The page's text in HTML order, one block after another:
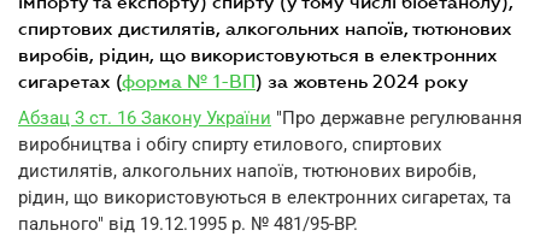
спиртових дистилятів, алкогольних напоїв, тютюнових
виробів, рідин, що використовуються в електронних
сигаретах (форма № 1-ВП) за жовтень 2024 року
Абзац 3 ст. 16 Закону України "Про державне регулювання
виробництва і обігу спирту етилового, спиртових
дистилятів, алкогольних напоїв, тютюнових виробів,
рідин, що використовуються в електронних сигаретах, та
пального" від 19.12.1995 р. № 481/95-BP.